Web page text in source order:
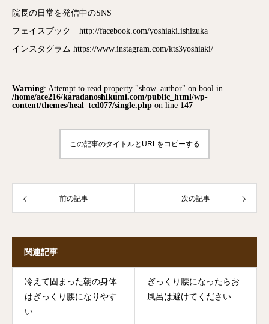
院長の日常を発信中のSNS
フェイスブック http://facebook.com/yoshiaki.ishizuka
インスタグラム https://www.instagram.com/kts3yoshiaki/
Warning: Attempt to read property "show_author" on bool in
/home/ace216/karadanoshikumi.com/public_html/wp-
content/themes/heal_tcd077/single.php on line 147
この記事のタイトルとURLをコピーする
前の記事 次の記事
関連記事
冷えて固まった朝の身体
はぎっくり腰になりやす
い
ぎっくり腰になったらお
風呂は避けてください